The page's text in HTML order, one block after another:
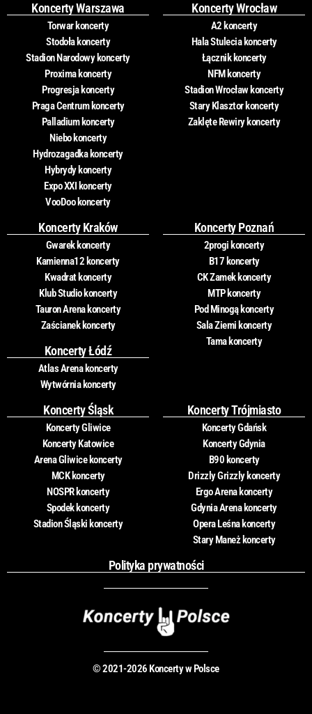
Koncerty Warszawa
Torwar koncerty
Stodoła koncerty
Stadion Narodowy koncerty
Proxima koncerty
Progresja koncerty
Praga Centrum koncerty
Palladium koncerty
Niebo koncerty
Hydrozagadka koncerty
Hybrydy koncerty
Expo XXI koncerty
VooDoo koncerty
Koncerty Wrocław
A2 koncerty
Hala Stulecia koncerty
Łącznik koncerty
NFM koncerty
Stadion Wrocław koncerty
Stary Klasztor koncerty
Zaklęte Rewiry koncerty
Koncerty Kraków
Gwarek koncerty
Kamienna12 koncerty
Kwadrat koncerty
Klub Studio koncerty
Tauron Arena koncerty
Zaścianek koncerty
Koncerty Łódź
Atlas Arena koncerty
Wytwórnia koncerty
Koncerty Poznań
2progi koncerty
B17 koncerty
CK Zamek koncerty
MTP koncerty
Pod Minogą koncerty
Sala Ziemi koncerty
Tama koncerty
Koncerty Śląsk
Koncerty Gliwice
Koncerty Katowice
Arena Gliwice koncerty
MCK koncerty
NOSPR koncerty
Spodek koncerty
Stadion Śląski koncerty
Koncerty Trójmiasto
Koncerty Gdańsk
Koncerty Gdynia
B90 koncerty
Drizzly Grizzly koncerty
Ergo Arena koncerty
Gdynia Arena koncerty
Opera Leśna koncerty
Stary Maneż koncerty
Polityka prywatności
© 2021-2026 Koncerty w Polsce